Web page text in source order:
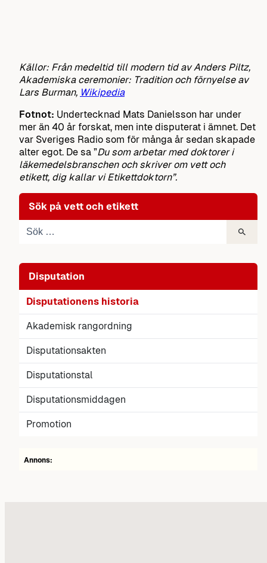
Sök på vett och etikett
Disputation
Disputationens historia
Akademisk rangordning
Disputationsakten
Disputationstal
Disputationsmiddagen
Promotion
Annons:
Källor: Från medeltid till modern tid av Anders Piltz,
Akademiska ceremonier: Tradition och förnyelse av
Lars Burman, Wikipedia
Fotnot: Undertecknad Mats Danielsson har under
mer än 40 år forskat, men inte disputerat i ämnet. Det
var Sveriges Radio som för många år sedan skapade
alter egot. De sa ”Du som arbetar med doktorer i
läkemedelsbranschen och skriver om vett och
etikett, dig kallar vi Etikettdoktorn”.